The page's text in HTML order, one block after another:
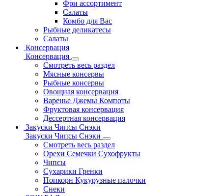
Фри ассортимент
Салаты
Комбо для Вас
Рыбные деликатесы
Салаты
Консервация
Консервация
Смотреть весь раздел
Мясные консервы
Рыбные консервы
Овощная консервация
Варенье Джемы Компоты
Фруктовая консервация
Дессертная консервация
Закуски Чипсы Снэки
Закуски Чипсы Снэки
Смотреть весь раздел
Орехи Семечки Сухофрукты
Чипсы
Сухарики Гренки
Попкорн Кукурузные палочки
Снеки